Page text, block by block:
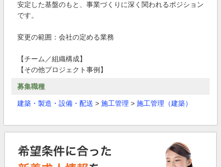
安定した基盤のもと、事業づくりに深く関われるポジション
です。
変更の範囲：会社の定める業務
【チーム／組織構成】
【その他プロジェクト事例】
募集職種
建築・製造・設備・配送 > 施工管理 > 施工管理（建築）